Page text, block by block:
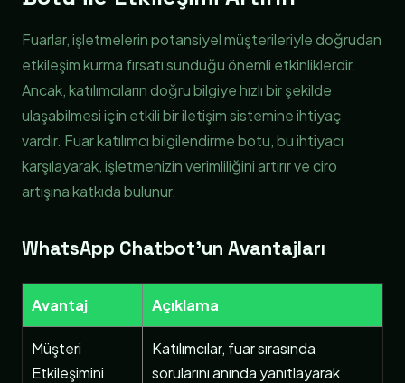
Fuarlar, işletmelerin potansiyel müşterileriyle doğrudan
etkileşim kurma fırsatı sunduğu önemli etkinliklerdir.
Ancak, katılımcıların doğru bilgiye hızlı bir şekilde
ulaşabilmesi için etkili bir iletişim sistemine ihtiyaç
vardır. Fuar katılımcı bilgilendirme botu, bu ihtiyacı
karşılayarak, işletmenizin verimliliğini artırır ve ciro
artışına katkıda bulunur.
WhatsApp Chatbot’un Avantajları
Avantaj Açıklama
Müşteri
Etkileşimini
Katılımcılar, fuar sırasında
sorularını anında yanıtlayarak